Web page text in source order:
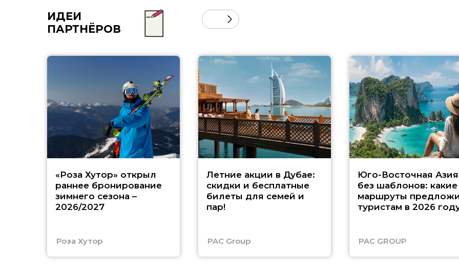
ИДЕИ
ПАРТНЁРОВ
«Роза Хутор» открыл
раннее бронирование
зимнего сезона –
2026/2027
Роза Хутор
Летние акции в Дубае:
скидки и бесплатные
билеты для семей и
пар!
PAC Group
Юго-Восточная Азия
без шаблонов: какие
маршруты
туристам в 2026
PAC GROUP